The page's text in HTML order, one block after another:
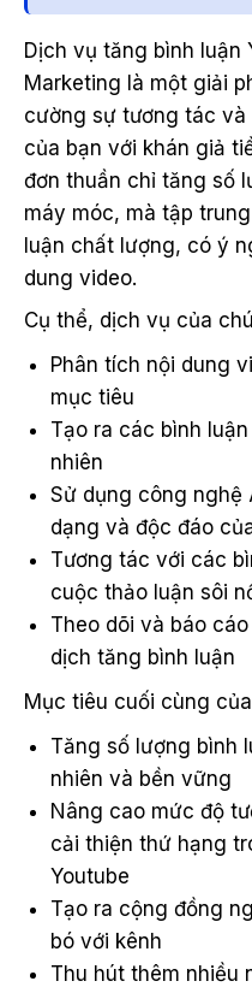
Dịch vụ tăng bình luận
Marketing là một giải
cường sự tương tác và
của bạn với khán giả
đơn thuần chỉ tăng số
máy móc, mà tập
luận chất lượng, có ý
dung video.
Cụ thể, dịch vụ của
Phân tích nội dung
mục tiêu
Tạo ra các bình
nhiên
Sử dụng công nghệ
dạng và độc đáo
Tương tác với các
cuộc thảo luận sôi
Theo dõi và báo
dịch tăng bình luận
Mục tiêu cuối cùng
Tăng số lượng bình
nhiên và bền vững
Nâng cao mức độ
cải thiện thứ hạng
Youtube
Tạo ra cộng đồng
bó với kênh
Thu hút thêm nhiều